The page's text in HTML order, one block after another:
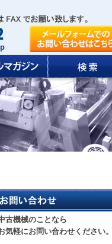
古機械のことなら
気軽にお問い合わせください。